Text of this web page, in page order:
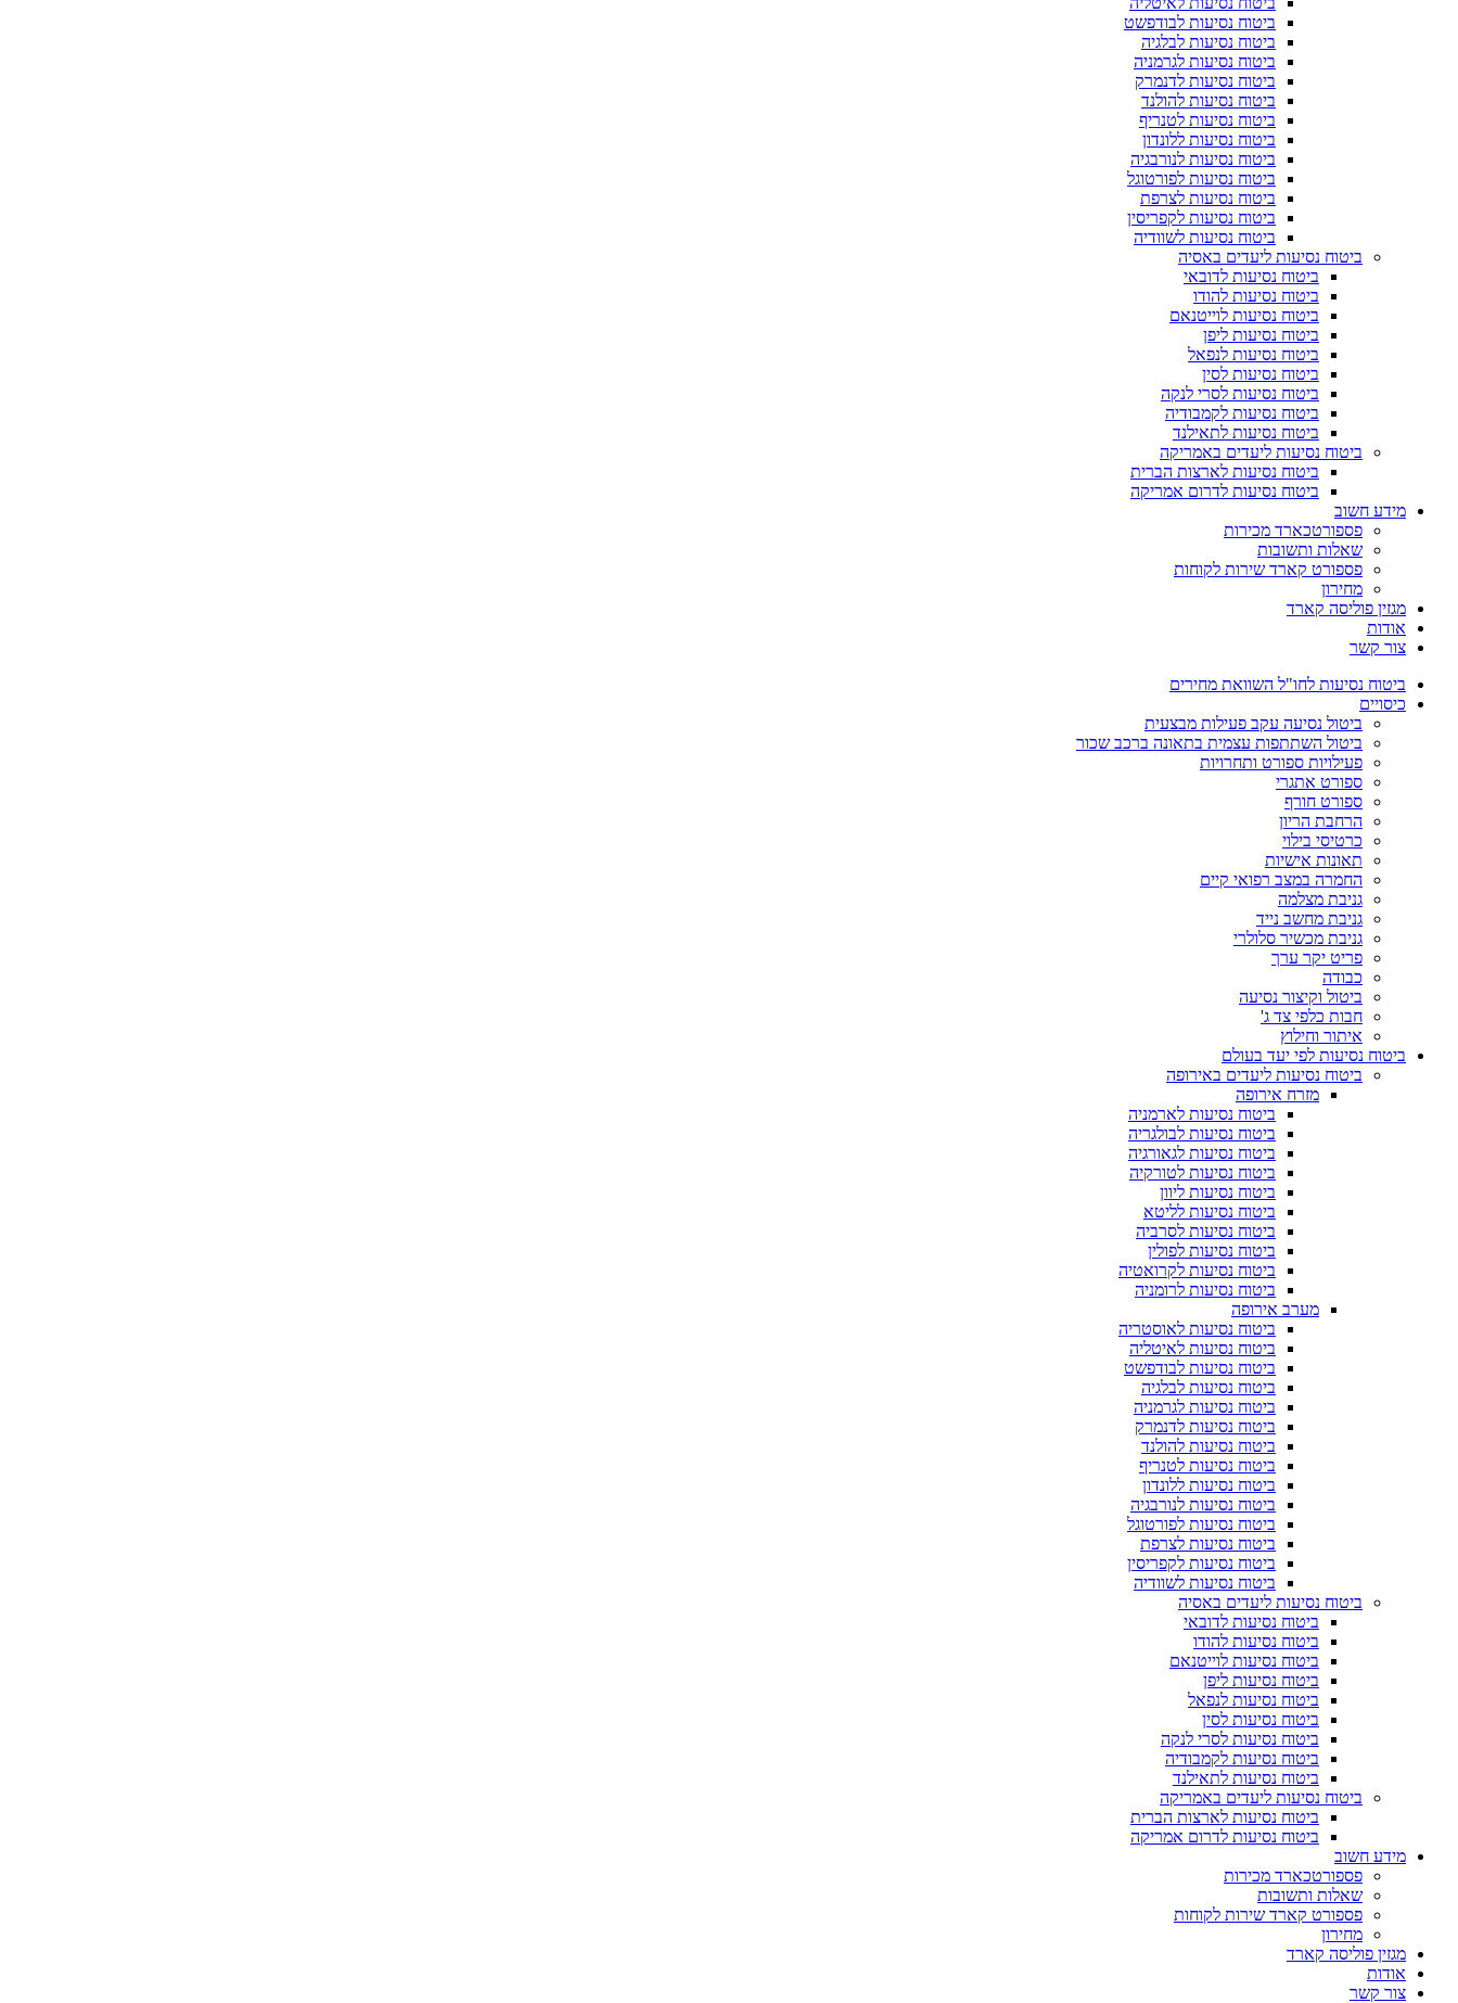
ביטוח נסיעות לבודפשט
ביטוח נסיעות לבלגיה
ביטוח נסיעות לגרמניה
ביטוח נסיעות לדנמרק
ביטוח נסיעות להולנד
ביטוח נסיעות לטנריף
ביטוח נסיעות ללונדון
ביטוח נסיעות לנורבגיה
ביטוח נסיעות לפורטוגל
ביטוח נסיעות לצרפת
ביטוח נסיעות לקפריסין
ביטוח נסיעות לשוודיה
ביטוח נסיעות ליעדים באסיה
ביטוח נסיעות לדובאי
ביטוח נסיעות להודו
ביטוח נסיעות לוייטנאם
ביטוח נסיעות ליפן
ביטוח נסיעות לנפאל
ביטוח נסיעות לסין
ביטוח נסיעות לסרי לנקה
ביטוח נסיעות לקמבודיה
ביטוח נסיעות לתאילנד
ביטוח נסיעות ליעדים באמריקה
ביטוח נסיעות לארצות הברית
ביטוח נסיעות לדרום אמריקה
מידע חשוב
פספורטכארד מכירות
שאלות ותשובות
פספורט קארד שירות לקוחות
מחירון
מגזין פוליסה קארד
אודות
צור קשר
ביטוח נסיעות לחו"ל השוואת מחירים
כיסויים
ביטול נסיעה עקב פעילות מבצעית
ביטול השתתפות עצמית בתאונה ברכב שכור
פעילויות ספורט ותחרויות
ספורט אתגרי
ספורט חורף
הרחבת הריון
כרטיסי בילוי
תאונות אישיות
החמרה במצב רפואי קיים
גניבת מצלמה
גניבת מחשב נייד
גניבת מכשיר סלולרי
פריט יקר ערך
כבודה
ביטול וקיצור נסיעה
חבות כלפי צד ג'
איתור וחילוץ
ביטוח נסיעות לפי יעד בעולם
ביטוח נסיעות ליעדים באירופה
מזרח אירופה
ביטוח נסיעות לארמניה
ביטוח נסיעות לבולגריה
ביטוח נסיעות לגאורגיה
ביטוח נסיעות לטורקיה
ביטוח נסיעות ליוון
ביטוח נסיעות לליטא
ביטוח נסיעות לסרביה
ביטוח נסיעות לפולין
ביטוח נסיעות לקרואטיה
ביטוח נסיעות לרומניה
מערב אירופה
ביטוח נסיעות לאוסטריה
ביטוח נסיעות לאיטליה
ביטוח נסיעות לבודפשט
ביטוח נסיעות לבלגיה
ביטוח נסיעות לגרמניה
ביטוח נסיעות לדנמרק
ביטוח נסיעות להולנד
ביטוח נסיעות לטנריף
ביטוח נסיעות ללונדון
ביטוח נסיעות לנורבגיה
ביטוח נסיעות לפורטוגל
ביטוח נסיעות לצרפת
ביטוח נסיעות לקפריסין
ביטוח נסיעות לשוודיה
ביטוח נסיעות ליעדים באסיה
ביטוח נסיעות לדובאי
ביטוח נסיעות להודו
ביטוח נסיעות לוייטנאם
ביטוח נסיעות ליפן
ביטוח נסיעות לנפאל
ביטוח נסיעות לסין
ביטוח נסיעות לסרי לנקה
ביטוח נסיעות לקמבודיה
ביטוח נסיעות לתאילנד
ביטוח נסיעות ליעדים באמריקה
ביטוח נסיעות לארצות הברית
ביטוח נסיעות לדרום אמריקה
מידע חשוב
פספורטכארד מכירות
שאלות ותשובות
פספורט קארד שירות לקוחות
מחירון
מגזין פוליסה קארד
אודות
צור קשר